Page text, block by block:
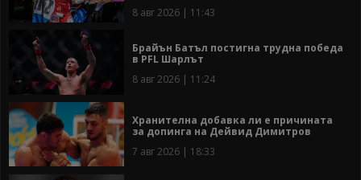
8 авг 2026 | 11:43
Брайън Батъл постигна трудна победа
в PFL Шарлът
8 авг 2026 | 11:24
Хранителна добавка ли е причината
за допинга на Дейвид Димитров
7 авг 2026 | 18:33